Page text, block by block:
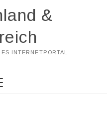
&
INTERNETPORTAL